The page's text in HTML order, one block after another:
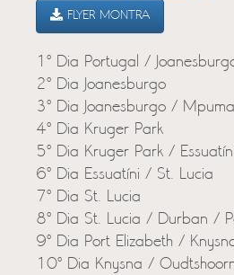
FLYER MONTRA
1º Dia Portugal /
2º Dia Joanesburgo
3º Dia Joanesburgo /
4º Dia Kruger Park
5º Dia Kruger Park / Essuatíni
6º Dia Essuatíni / St. Lucia
7º Dia St. Lucia
8º Dia St. Lucia / Durban /
9º Dia Port Elizabeth /
10º Dia Knysna /